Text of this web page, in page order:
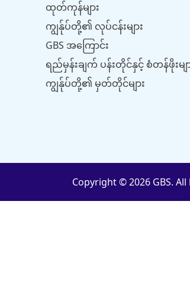
ထုတ်ကုန်များ
ကျွန်ုပ်တို့၏ လုပ်ငန်းများ
GBS အကြောင်း
ရည်မှန်းချက် ပန်းတိုင်နှင့် စံတန်ဖိုးမျ
ကျွန်ုပ်တို့၏ မှတ်တိုင်များ
Copyright © 2026 GBS. All